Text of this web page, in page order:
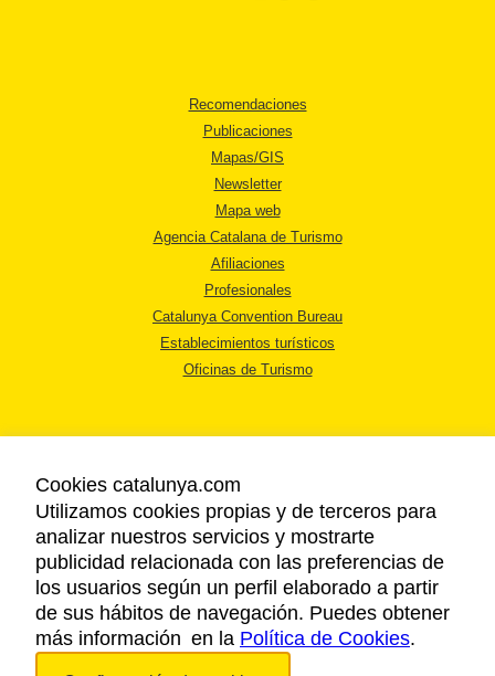
Recomendaciones
Publicaciones
Mapas/GIS
Newsletter
Mapa web
Agencia Catalana de Turismo
Afiliaciones
Profesionales
Catalunya Convention Bureau
Establecimientos turísticos
Oficinas de Turismo
AVISO LEGAL
POLÍTICA DE PRIVACIDAD
COOKIES
ACCESSIBILIDAD
Cookies catalunya.com
Utilizamos cookies propias y de terceros para
analizar nuestros servicios y mostrarte
publicidad relacionada con las preferencias de
los usuarios según un perfil elaborado a partir
de sus hábitos de navegación. Puedes obtener
más información en la Política de Cookies.